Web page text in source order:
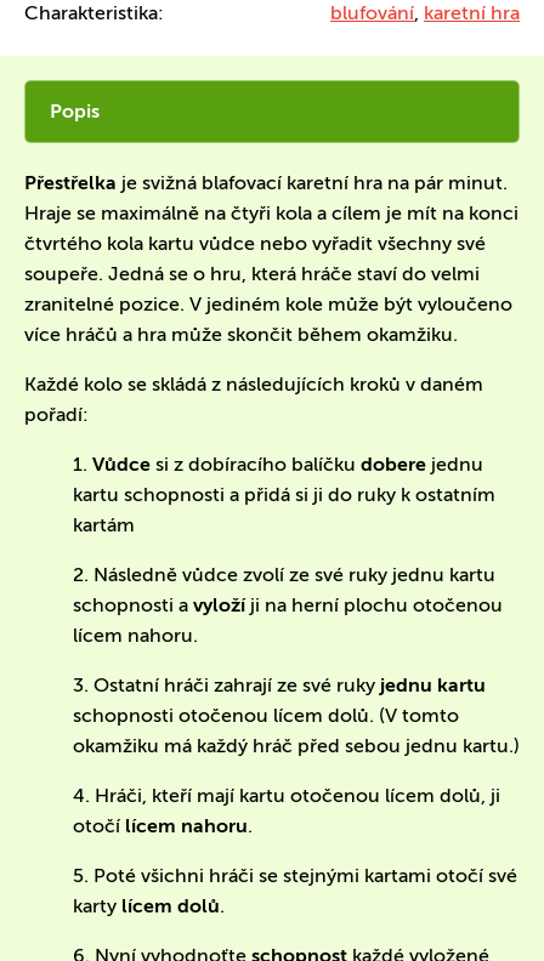
Charakteristika:
blufování, karetní hra
Popis
Přestřelka je svižná blafovací karetní hra na pár minut.
Hraje se maximálně na čtyři kola a cílem je mít na konci
čtvrtého kola kartu vůdce nebo vyřadit všechny své
soupeře. Jedná se o hru, která hráče staví do velmi
zranitelné pozice. V jediném kole může být vyloučeno
více hráčů a hra může skončit během okamžiku.
Každé kolo se skládá z následujících kroků v daném
pořadí:
1. Vůdce si z dobíracího balíčku dobere jednu
kartu schopnosti a přidá si ji do ruky k ostatním
kartám
2. Následně vůdce zvolí ze své ruky jednu kartu
schopnosti a vyloží ji na herní plochu otočenou
lícem nahoru.
3. Ostatní hráči zahrají ze své ruky jednu kartu
schopnosti otočenou lícem dolů. (V tomto
okamžiku má každý hráč před sebou jednu kartu.)
4. Hráči, kteří mají kartu otočenou lícem dolů, ji
otočí lícem nahoru.
5. Poté všichni hráči se stejnými kartami otočí své
karty lícem dolů.
6. Nyní vyhodnoťte schopnost každé vyložené